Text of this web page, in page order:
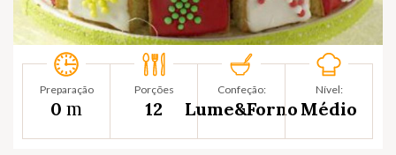
Preparação
0 m
Porções
12
Confeção:
Lume&Forno
Nível:
Médio